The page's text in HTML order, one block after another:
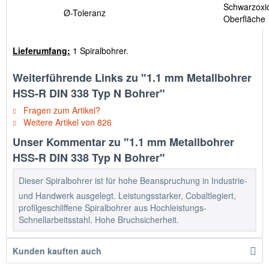
Ø-Toleranz
Oberfläche
Lieferumfang: 1 Spiralbohrer.
Weiterführende Links zu "1.1 mm Metallbohrer
HSS-R DIN 338 Typ N Bohrer"
Fragen zum Artikel?
Weitere Artikel von 826
Unser Kommentar zu "1.1 mm Metallbohrer
HSS-R DIN 338 Typ N Bohrer"
Dieser Spiralbohrer ist für hohe Beanspruchung in Industrie-
und Handwerk ausgelegt. Leistungsstarker, Cobaltlegiert,
profilgeschliffene Spiralbohrer aus Hochleistungs-
Schnellarbeitsstahl. Hohe Bruchsicherheit.
Kunden kauften auch